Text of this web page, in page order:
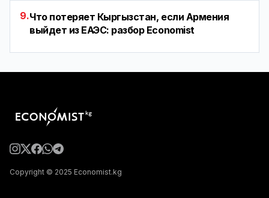
9.Что потеряет Кыргызстан, если Армения
выйдет из ЕАЭС: разбор Economist
Copyright © 2025 Economist.kg